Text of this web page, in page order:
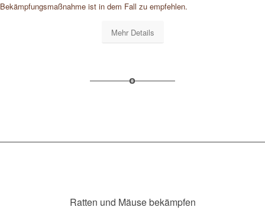
Bekämpfungsmaßnahme ist in dem Fall zu empfehlen.
Mehr Details
Ratten und Mäuse bekämpfen